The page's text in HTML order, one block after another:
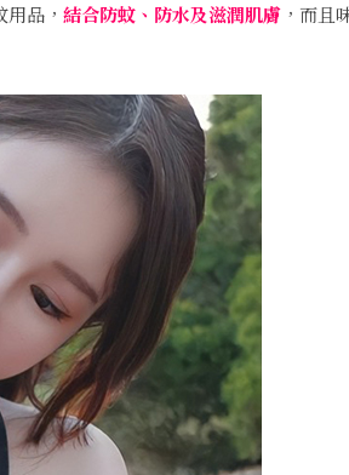
品， 結合防蚊、防水及滋潤肌膚 ，而且